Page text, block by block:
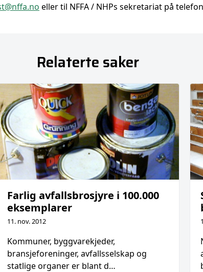
eller til NFFA / NHPs sekretariat på
Relaterte saker
Farlig avfallsbrosjyre i 100.000
eksemplarer
11. nov. 2012
Kommuner, byggvarekjeder,
bransjeforeninger, avfallsselskap og
statlige organer er blant d…